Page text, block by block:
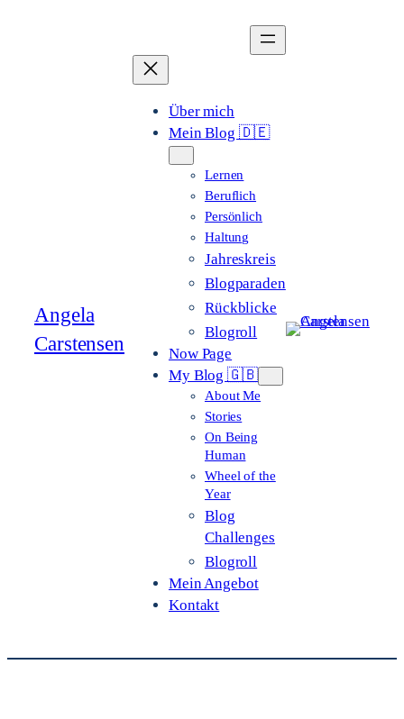
Angela
Carstensen
Über mich
Mein Blog 🇩🇪
Lernen
Beruflich
Persönlich
Haltung
Jahreskreis
Blogparaden
Rückblicke
Blogroll
Now Page
My Blog 🇬🇧
About Me
Stories
On Being
Human
Wheel of the
Year
Blog
Challenges
Blogroll
Mein Angebot
Kontakt